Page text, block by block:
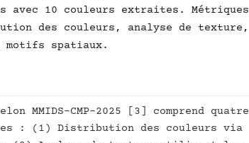
avec 10 couleurs extraites. Métriques
des couleurs, analyse de texture,
motifs spatiaux.
MMIDS-CMP-2025 [3] comprend quatre
: (1) Distribution des couleurs via